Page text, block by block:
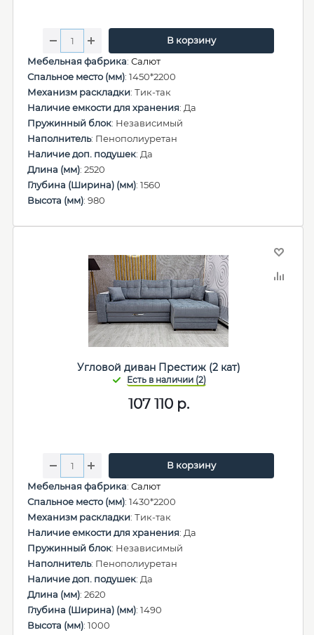
В корзину
Мебельная фабрика: Салют
Спальное место (мм): 1450*2200
Механизм раскладки: Тик-так
Наличие емкости для хранения: Да
Пружинный блок: Независимый
Наполнитель: Пенополиуретан
Наличие доп. подушек: Да
Длина (мм): 2520
Глубина (Ширина) (мм): 1560
Высота (мм): 980
Угловой диван Престиж (2 кат)
107 110р.
В корзину
Мебельная фабрика: Салют
Спальное место (мм): 1430*2200
Механизм раскладки: Тик-так
Наличие емкости для хранения: Да
Пружинный блок: Независимый
Наполнитель: Пенополиуретан
Наличие доп. подушек: Да
Длина (мм): 2620
Глубина (Ширина) (мм): 1490
Высота (мм): 1000